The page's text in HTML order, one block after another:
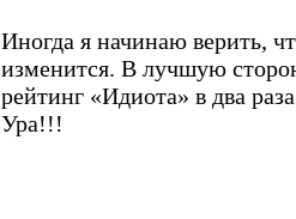
Иногда я начинаю верить,
изменится. В лучшую
рейтинг «Идиота» в два
Ура!!!